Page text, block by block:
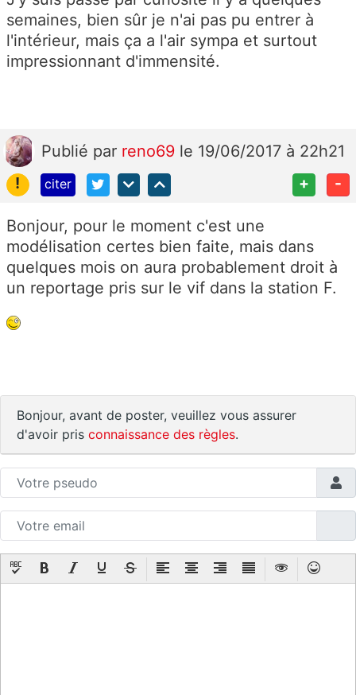
semaines, bien sûr je n'ai pas pu entrer à
l'intérieur, mais ça a l'air sympa et surtout
impressionnant d'immensité.
Publié par reno69 le 19/06/2017 à 22h21
!
citer + -
Bonjour, pour le moment c'est une
modélisation certes bien faite, mais dans
quelques mois on aura probablement droit à
un reportage pris sur le vif dans la station F.
Bonjour, avant de poster, veuillez vous assurer
d'avoir pris connaissance des règles.